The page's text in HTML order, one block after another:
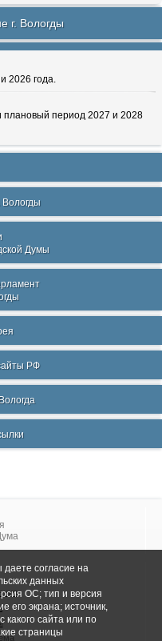
г. Вологды
2026 года.
плановый период 2027 и 2028
Вологды
Думы
РФ
согласие на
данных
ОС; тип и версия
его экрана; источник,
какого сайта или по
страницы